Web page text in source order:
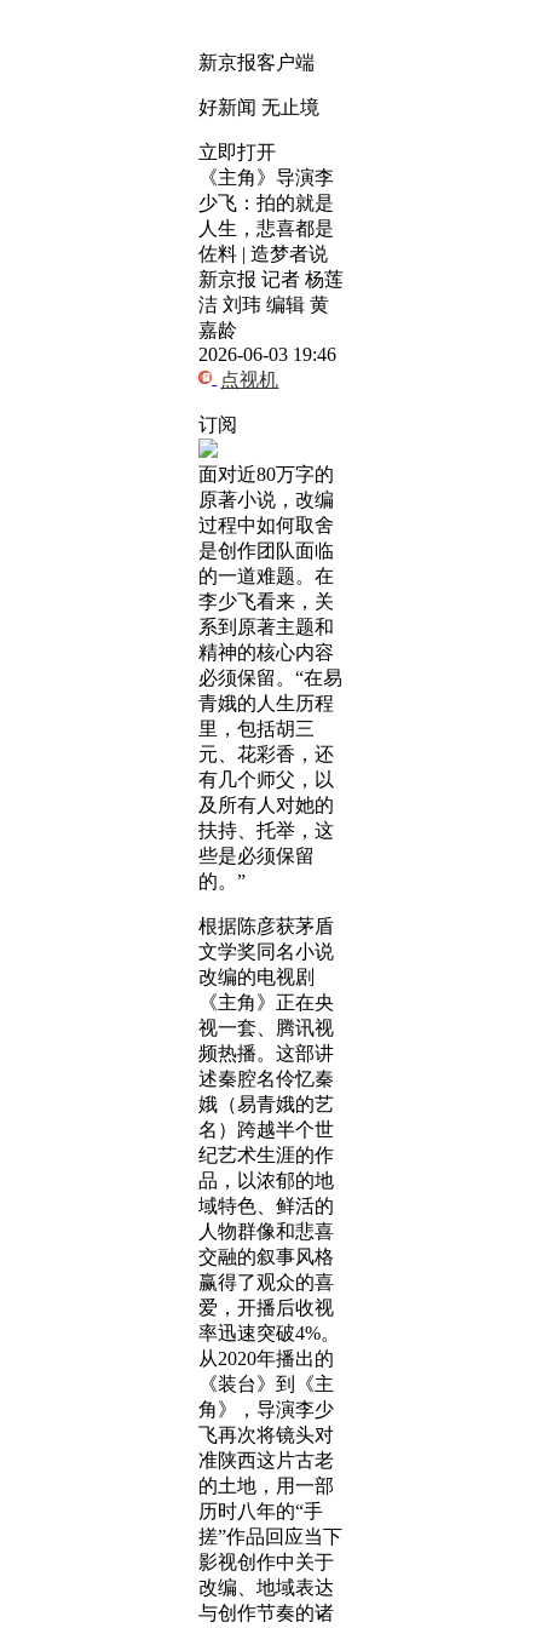
新京报客户端
好新闻 无止境
立即打开
《主角》导演李
少飞：拍的就是
人生，悲喜都是
佐料 | 造梦者说
新京报 记者 杨莲
洁 刘玮 编辑 黄
嘉龄
2026-06-03 19:46
点视机
订阅
面对近80万字的
原著小说，改编
过程中如何取舍
是创作团队面临
的一道难题。在
李少飞看来，关
系到原著主题和
精神的核心内容
必须保留。“在易
青娥的人生历程
里，包括胡三
元、花彩香，还
有几个师父，以
及所有人对她的
扶持、托举，这
些是必须保留
的。”
根据陈彦获茅盾
文学奖同名小说
改编的电视剧
《主角》正在央
视一套、腾讯视
频热播。这部讲
述秦腔名伶忆秦
娥（易青娥的艺
名）跨越半个世
纪艺术生涯的作
品，以浓郁的地
域特色、鲜活的
人物群像和悲喜
交融的叙事风格
赢得了观众的喜
爱，开播后收视
率迅速突破4%。
从2020年播出的
《装台》到《主
角》，导演李少
飞再次将镜头对
准陕西这片古老
的土地，用一部
历时八年的“手
搓”作品回应当下
影视创作中关于
改编、地域表达
与创作节奏的诸